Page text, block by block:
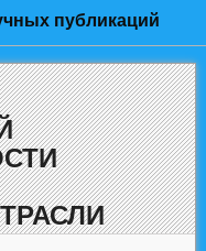
публикаций